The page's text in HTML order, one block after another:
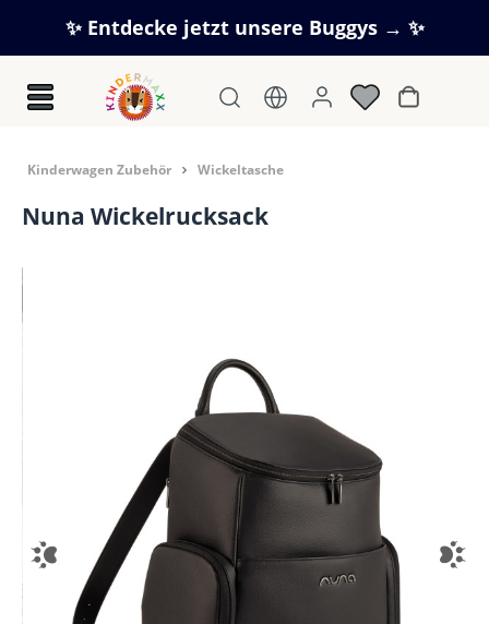
Zum Hauptinhalt springen
✨ Entdecke jetzt unsere Buggys → ✨
Kinderwagen Zubehör Wickeltasche
Nuna Wickelrucksack